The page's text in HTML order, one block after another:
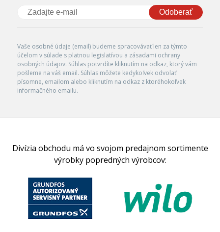
Odoberať
Vaše osobné údaje (email) budeme spracovávať len za týmto
účelom v súlade s platnou legislatívou a zásadami ochrany
osobných údajov. Súhlas potvrdíte kliknutím na odkaz, ktorý vám
pošleme na váš email. Súhlas môžete kedykoľvek odvolať
písomne, emailom alebo kliknutím na odkaz z ktoréhokoľvek
informačného emailu.
Divízia obchodu má vo svojom predajnom sortimente
výrobky popredných výrobcov: